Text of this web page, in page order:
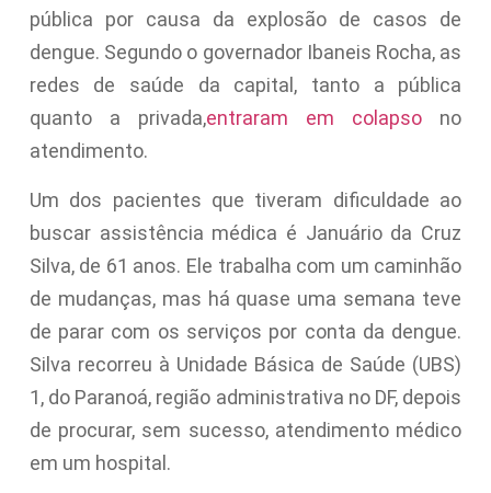
pública por causa da explosão de casos de
dengue. Segundo o governador Ibaneis Rocha, as
redes de saúde da capital, tanto a pública
quanto a privada,entraram em colapso no
atendimento.
Um dos pacientes que tiveram dificuldade ao
buscar assistência médica é Januário da Cruz
Silva, de 61 anos. Ele trabalha com um caminhão
de mudanças, mas há quase uma semana teve
de parar com os serviços por conta da dengue.
Silva recorreu à Unidade Básica de Saúde (UBS)
1, do Paranoá, região administrativa no DF, depois
de procurar, sem sucesso, atendimento médico
em um hospital.